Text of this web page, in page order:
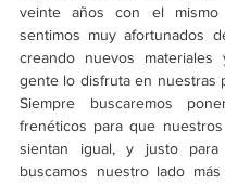
veinte años con el mismo
sentimos muy afortunados
creando nuevos
gente lo disfruta en nuestras
Siempre buscaremos
frenéticos para que
sientan igual, y justo para
buscamos nuestro lado